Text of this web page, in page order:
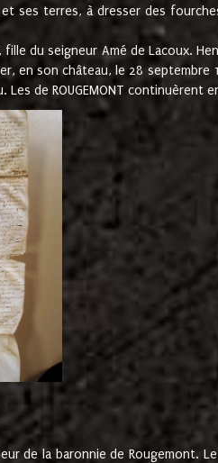
ses terres, à dresser des
fille du seigneur Amé de Lacoux.
en son château, le 28 septembre
de ROUGEMONT continuèrent
de la baronnie de Rougemont.